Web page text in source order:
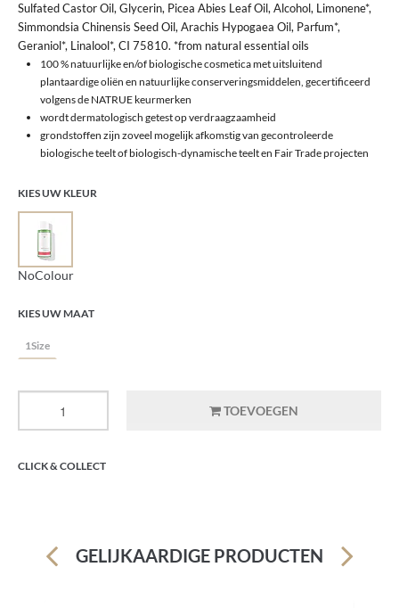
Sulfated Castor Oil, Glycerin, Picea Abies Leaf Oil, Alcohol, Limonene*,
Simmondsia Chinensis Seed Oil, Arachis Hypogaea Oil, Parfum*,
Geraniol*, Linalool*, CI 75810. *from natural essential oils
100 % natuurlijke en/of biologische cosmetica met uitsluitend
plantaardige oliën en natuurlijke conserveringsmiddelen, gecertificeerd
volgens de NATRUE keurmerken
wordt dermatologisch getest op verdraagzaamheid
grondstoffen zijn zoveel mogelijk afkomstig van gecontroleerde
biologische teelt of biologisch-dynamische teelt en Fair Trade projecten
KIES UW KLEUR
NoColour
KIES UW MAAT
1Size
TOEVOEGEN
CLICK & COLLECT
GELIJKAARDIGE PRODUCTEN